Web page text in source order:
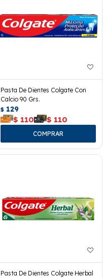
Pasta De Dientes Colgate Con
Calcio 90 Grs.
$ 129
$ 110 $ 110
Pasta De Dientes Colgate Herbal